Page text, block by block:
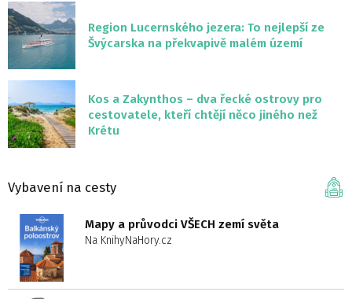
Region Lucernského jezera: To nejlepší ze
Švýcarska na překvapivě malém území
Kos a Zakynthos – dva řecké ostrovy pro
cestovatele, kteří chtějí něco jiného než
Krétu
Vybavení na cesty
Mapy a průvodci VŠECH zemí světa
Na KnihyNaHory.cz